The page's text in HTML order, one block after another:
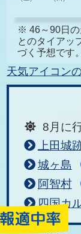
※ 46～90日の
とのタイアッ
づく予想です。
天気アイコン
8月に
上田城
城ヶ島
阿智村
四国カ